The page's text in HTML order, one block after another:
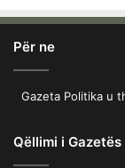
Për ne
Gazeta Politika u
Qëllimi i